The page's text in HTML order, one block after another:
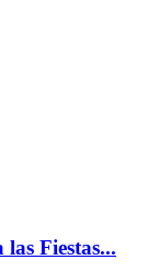
Fiestas...